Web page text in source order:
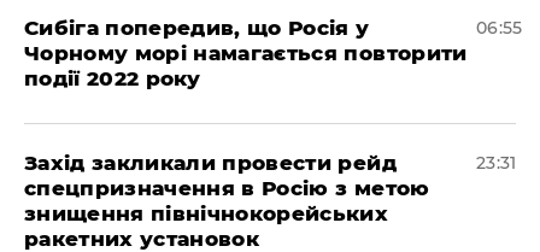
Сибіга попередив, що Росія у
Чорному морі намагається повторити
події 2022 року
06:55
​Захід закликали провести рейд
спецпризначення в Росію з метою
знищення північнокорейських
ракетних установок
23:31